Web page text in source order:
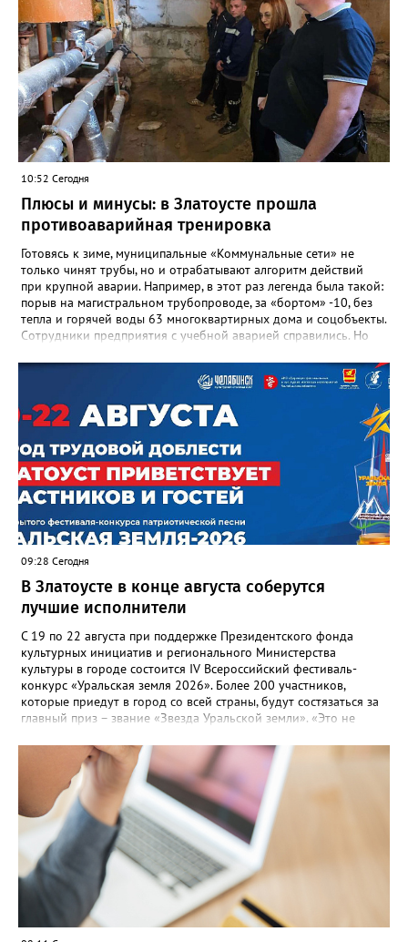
10:52 Сегодня
Плюсы и минусы: в Златоусте прошла
противоаварийная тренировка
Готовясь к зиме, муниципальные «Коммунальные сети» не
только чинят трубы, но и отрабатывают алгоритм действий
при крупной аварии. Например, в этот раз легенда была такой:
порыв на магистральном трубопроводе, за «бортом» -10, без
тепла и горячей воды 63 многоквартирных дома и соцобъекты.
Сотрудники предприятия с учебной аварией справились. Но
отметили и недочёты. «Например, управляющие компании
несвоевременно приняли меры для предотвращения
“перемерзания” общей домовой тепловой сети
многоквартирного дома, отсутствовало взаимодействие с
ресурсоснабжающей организацией, ЕДДС и иными службами»,
— сообщила начальник Главного управления ГЖИ Ирина
Настенко. В следующий раз, рекомендовали в
Госжилинспекции, службы должны действовать слаженно. И
оперативно делиться информацией со всеми
заинтересованными – от поставщика тепла до конечных
потребителей.
09:28 Сегодня
В Златоусте в конце августа соберутся
лучшие исполнители
С 19 по 22 августа при поддержке Президентского фонда
культурных инициатив и регионального Министерства
культуры в городе состоится IV Всероссийский фестиваль-
конкурс «Уральская земля 2026». Более 200 участников,
которые приедут в город со всей страны, будут состязаться за
главный приз – звание «Звезда Уральской земли». «Это не
прослушивания участников, мастер-классы от ведущих
наставников, выступления победителей прошлых лет и
приглашённых артистов», - сообщает оргкомитет. Вход на все
фестивальные мероприятия будет свободным. В 2025 году в
фестивале участвовали 26 финалистов из городов
Челябинской, Свердловской, Курганской, Оренбургской
областей, Ханты-Мансийского автономного округа и
Республики Башкортостан. Приглашённой звездой стал
идейный вдохновитель, организатор фестиваля, эстрадный
певец, победитель главного патриотического конкурса страны
«Солдатский конверт», лауреат премии в области культуры и
искусства «Золотая лира», участник телевизионных проектов